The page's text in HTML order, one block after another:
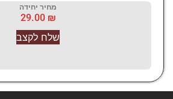
מחיר יחידה
29.00
שלח לקצב